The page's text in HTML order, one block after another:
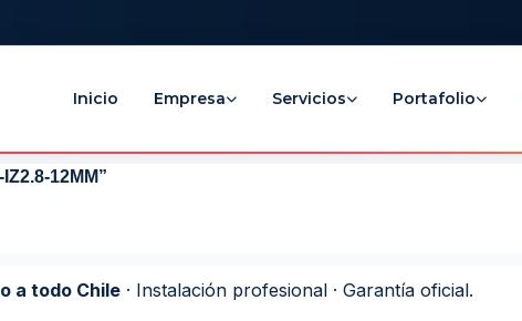
Inicio Empresa Servicios Portafolio
12MM”
a todo Chile · Instalación profesional · Garantía oficial.